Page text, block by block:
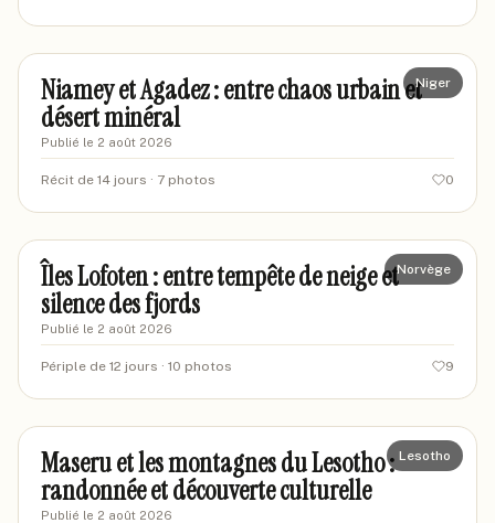
marceltreix
Niger
Niamey et Agadez : entre chaos urbain et
désert minéral
Publié le 2 août 2026
Récit de 14 jours · 7 photos 0
marienord42
Norvège
Îles Lofoten : entre tempête de neige et
silence des fjords
Publié le 2 août 2026
Périple de 12 jours · 10 photos 9
mariegrimpeur87
Lesotho
Maseru et les montagnes du Lesotho :
randonnée et découverte culturelle
Publié le 2 août 2026